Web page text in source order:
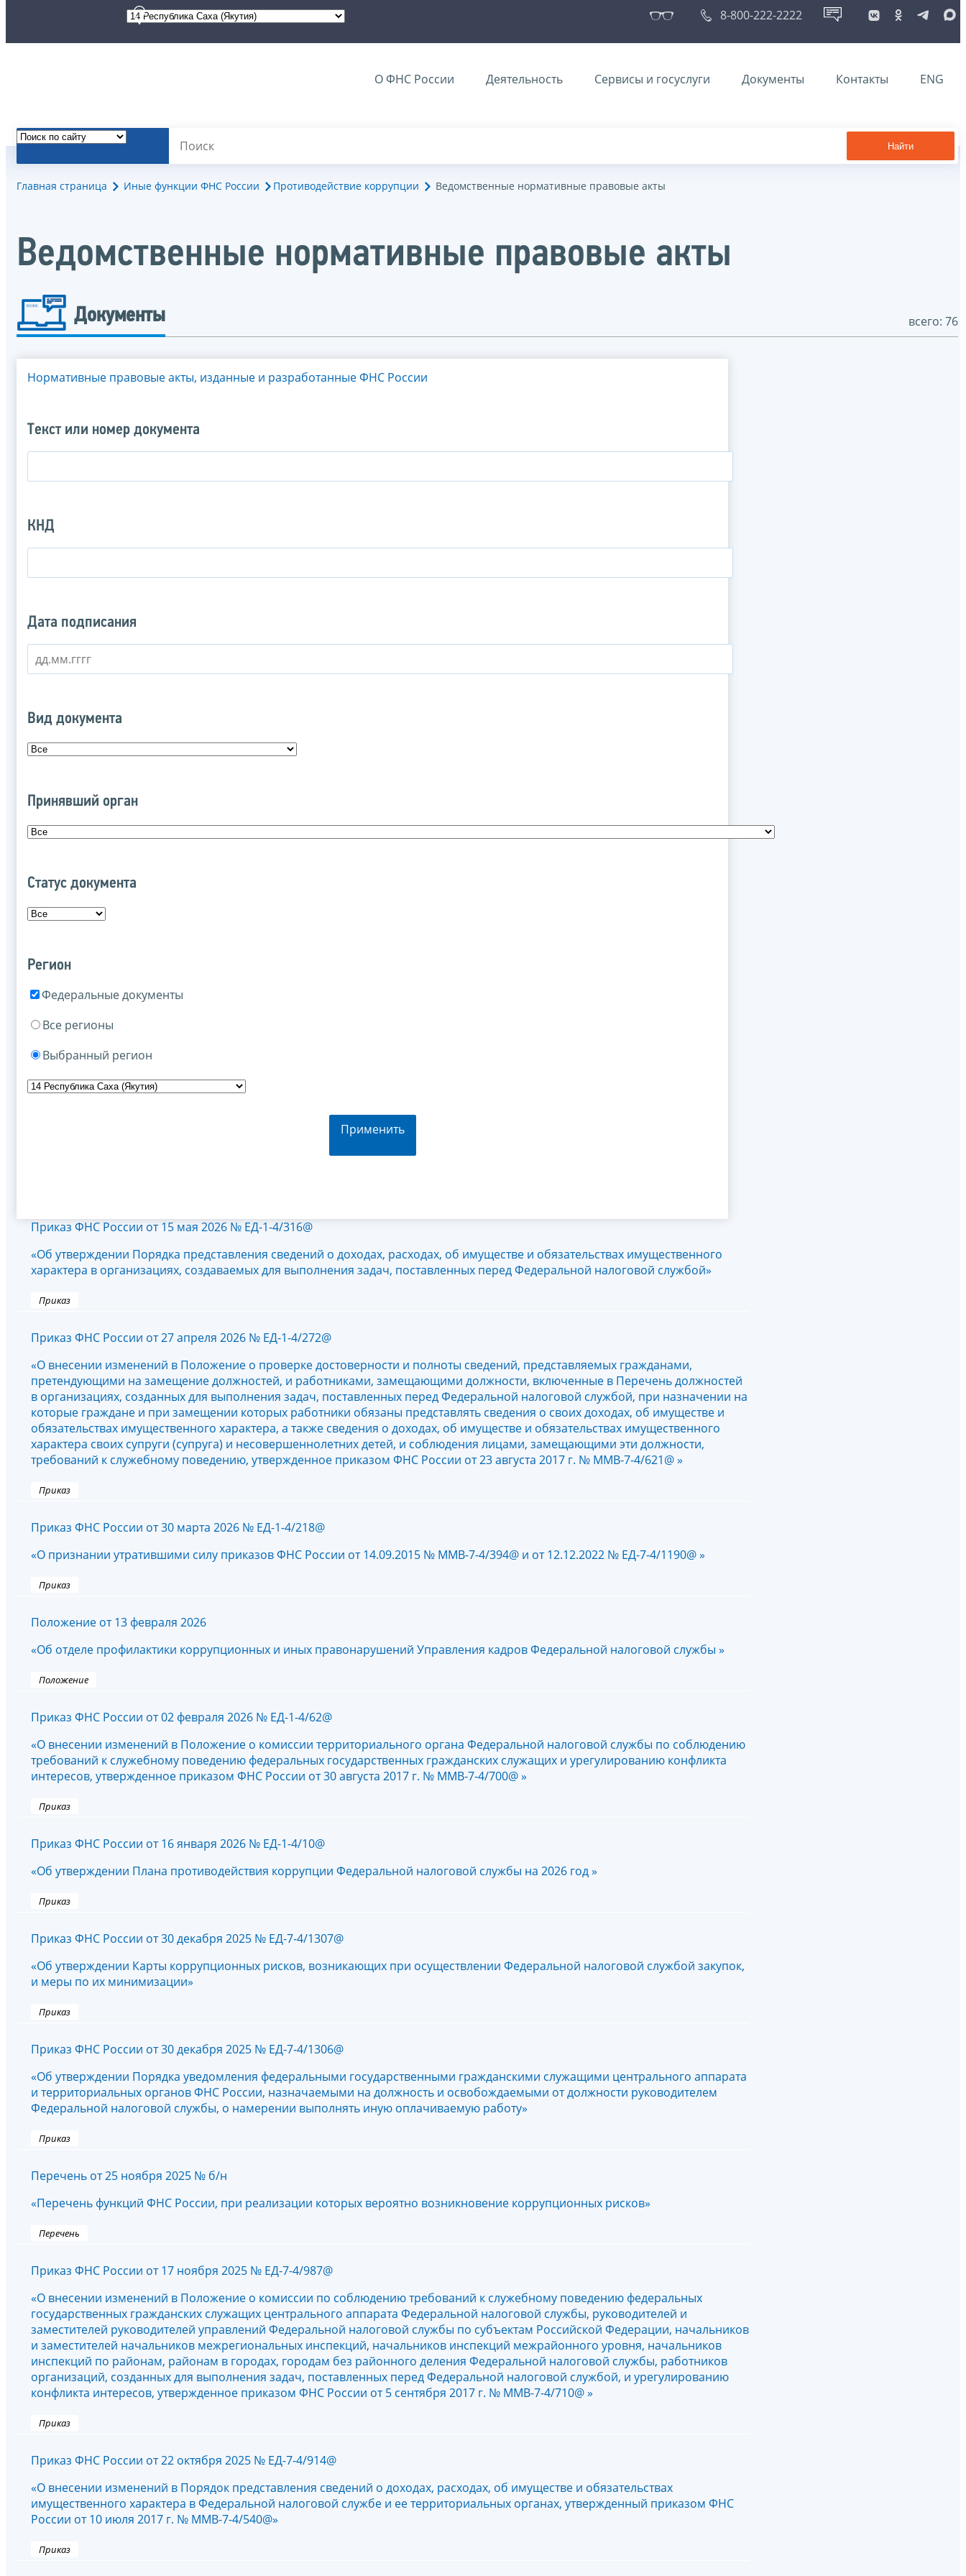
8-800-222-2222
О ФНС России Деятельность Сервисы и госуслуги Документы Контакты ENG
Найти
Главная страница Иные функции ФНС России Противодействие коррупции Ведомственные нормативные правовые акты
Ведомственные нормативные правовые акты
Документы всего: 76
Нормативные правовые акты, изданные и разработанные ФНС России
Текст или номер документа
КНД
Дата подписания
Вид документа
Принявший орган
Статус документа
Регион
Федеральные документы
Все регионы
Выбранный регион
Применить
Приказ ФНС России от 15 мая 2026 № ЕД-1-4/316@
«Об утверждении Порядка представления сведений о доходах, расходах, об имуществе и обязательствах имущественного
характера в организациях, создаваемых для выполнения задач, поставленных перед Федеральной налоговой службой»
Приказ
Приказ ФНС России от 27 апреля 2026 № ЕД-1-4/272@
«О внесении изменений в Положение о проверке достоверности и полноты сведений, представляемых гражданами,
претендующими на замещение должностей, и работниками, замещающими должности, включенные в Перечень должностей
в организациях, созданных для выполнения задач, поставленных перед Федеральной налоговой службой, при назначении на
которые граждане и при замещении которых работники обязаны представлять сведения о своих доходах, об имуществе и
обязательствах имущественного характера, а также сведения о доходах, об имуществе и обязательствах имущественного
характера своих супруги (супруга) и несовершеннолетних детей, и соблюдения лицами, замещающими эти должности,
требований к служебному поведению, утвержденное приказом ФНС России от 23 августа 2017 г. № ММВ-7-4/621@ »
Приказ
Приказ ФНС России от 30 марта 2026 № ЕД-1-4/218@
«О признании утратившими силу приказов ФНС России от 14.09.2015 № ММВ-7-4/394@ и от 12.12.2022 № ЕД-7-4/1190@ »
Приказ
Положение от 13 февраля 2026
«Об отделе профилактики коррупционных и иных правонарушений Управления кадров Федеральной налоговой службы »
Положение
Приказ ФНС России от 02 февраля 2026 № ЕД-1-4/62@
«О внесении изменений в Положение о комиссии территориального органа Федеральной налоговой службы по соблюдению
требований к служебному поведению федеральных государственных гражданских служащих и урегулированию конфликта
интересов, утвержденное приказом ФНС России от 30 августа 2017 г. № ММВ-7-4/700@ »
Приказ
Приказ ФНС России от 16 января 2026 № ЕД-1-4/10@
«Об утверждении Плана противодействия коррупции Федеральной налоговой службы на 2026 год »
Приказ
Приказ ФНС России от 30 декабря 2025 № ЕД-7-4/1307@
«Об утверждении Карты коррупционных рисков, возникающих при осуществлении Федеральной налоговой службой закупок,
и меры по их минимизации»
Приказ
Приказ ФНС России от 30 декабря 2025 № ЕД-7-4/1306@
«Об утверждении Порядка уведомления федеральными государственными гражданскими служащими центрального аппарата
и территориальных органов ФНС России, назначаемыми на должность и освобождаемыми от должности руководителем
Федеральной налоговой службы, о намерении выполнять иную оплачиваемую работу»
Приказ
Перечень от 25 ноября 2025 № б/н
«Перечень функций ФНС России, при реализации которых вероятно возникновение коррупционных рисков»
Перечень
Приказ ФНС России от 17 ноября 2025 № ЕД-7-4/987@
«О внесении изменений в Положение о комиссии по соблюдению требований к служебному поведению федеральных
государственных гражданских служащих центрального аппарата Федеральной налоговой службы, руководителей и
заместителей руководителей управлений Федеральной налоговой службы по субъектам Российской Федерации, начальников
и заместителей начальников межрегиональных инспекций, начальников инспекций межрайонного уровня, начальников
инспекций по районам, районам в городах, городам без районного деления Федеральной налоговой службы, работников
организаций, созданных для выполнения задач, поставленных перед Федеральной налоговой службой, и урегулированию
конфликта интересов, утвержденное приказом ФНС России от 5 сентября 2017 г. № ММВ-7-4/710@ »
Приказ
Приказ ФНС России от 22 октября 2025 № ЕД-7-4/914@
«О внесении изменений в Порядок представления сведений о доходах, расходах, об имуществе и обязательствах
имущественного характера в Федеральной налоговой службе и ее территориальных органах, утвержденный приказом ФНС
России от 10 июля 2017 г. № ММВ-7-4/540@»
Приказ